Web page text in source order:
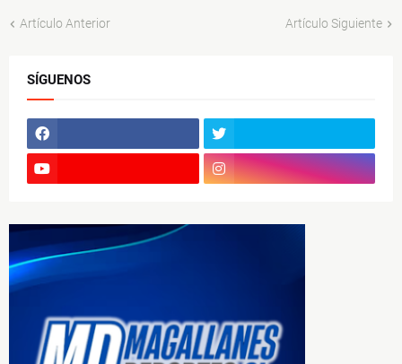
Artículo Anterior Artículo Siguiente
SÍGUENOS